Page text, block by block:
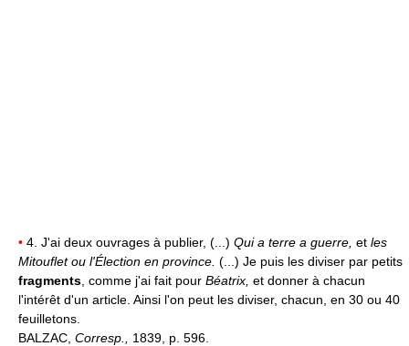
• 4. J'ai deux ouvrages à publier, (...) Qui a terre a guerre, et les
Mitouflet ou l'Élection en province. (...) Je puis les diviser par petits
fragments , comme j'ai fait pour Béatrix, et donner à chacun
l'intérêt d'un article. Ainsi l'on peut les diviser, chacun, en 30 ou 40
feuilletons.
BALZAC, Corresp., 1839, p. 596.